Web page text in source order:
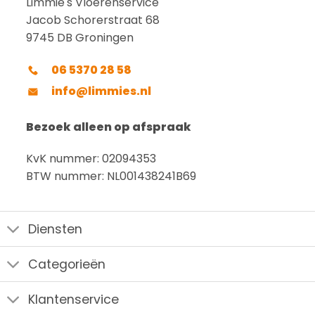
Jacob Schorerstraat 68
9745 DB Groningen
06 5370 28 58
info@limmies.nl
Bezoek alleen op afspraak
KvK nummer: 02094353
BTW nummer: NL001438241B69
Diensten
Categorieën
Klantenservice